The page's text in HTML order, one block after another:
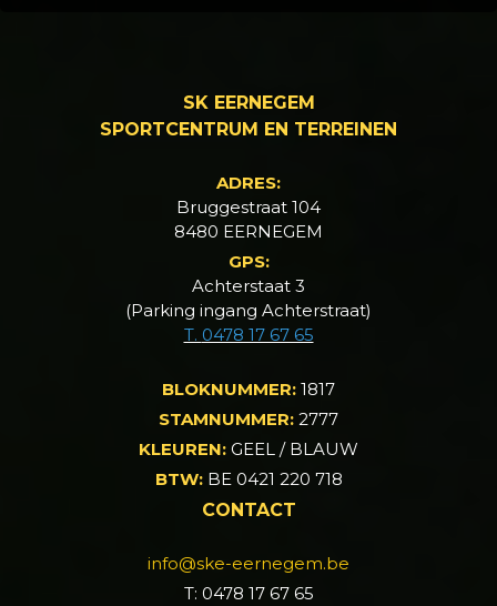
SK EERNEGEM
SPORTCENTRUM EN TERREINEN
ADRES:
Bruggestraat 104
8480 EERNEGEM
GPS:
Achterstaat 3
(Parking ingang Achterstraat)
T. 0478 17 67 65
BLOKNUMMER: 1817
STAMNUMMER: 2777
KLEUREN: GEEL / BLAUW
BTW:BE 0421 220 718
CONTACT
info@ske-eernegem.be
T: 0478 17 67 65